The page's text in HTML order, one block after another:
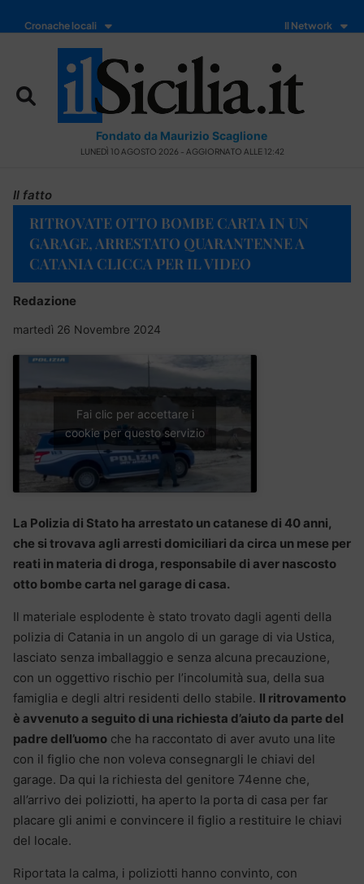
Cronache locali Il Network
Fondato da Maurizio Scaglione
LUNEDÌ 10 AGOSTO 2026 - AGGIORNATO ALLE 12:42
Il fatto
RITROVATE OTTO BOMBE CARTA IN UN
GARAGE, ARRESTATO QUARANTENNE A
CATANIA CLICCA PER IL VIDEO
Redazione
martedì 26 Novembre 2024
Fai clic per accettare i
cookie per questo servizio
La Polizia di Stato ha arrestato un catanese di 40 anni,
che si trovava agli arresti domiciliari da circa un mese per
reati in materia di droga, responsabile di aver nascosto
otto bombe carta nel garage di casa.
Il materiale esplodente è stato trovato dagli agenti della
polizia di Catania in un angolo di un garage di via Ustica,
lasciato senza imballaggio e senza alcuna precauzione,
con un oggettivo rischio per l’incolumità sua, della sua
famiglia e degli altri residenti dello stabile. Il ritrovamento
è avvenuto a seguito di una richiesta d’aiuto da parte del
padre dell’uomo che ha raccontato di aver avuto una lite
con il figlio che non voleva consegnargli le chiavi del
garage. Da qui la richiesta del genitore 74enne che,
all’arrivo dei poliziotti, ha aperto la porta di casa per far
placare gli animi e convincere il figlio a restituire le chiavi
del locale.
Riportata la calma, i poliziotti hanno convinto, con